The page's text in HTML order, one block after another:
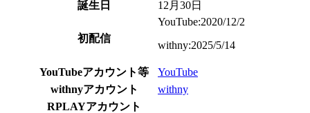
誕生日
12月30日
初配信
YouTube:2020/12/2
withny:2025/5/14
YouTubeアカウント等
YouTube
withnyアカウント
withny
RPLAYアカウント